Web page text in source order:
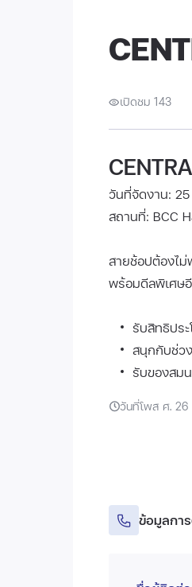
เปิดชม 143
วันที่จัดงาน:
สถานที่: BCC
สายช้อปต้องไ
พร้อมดีลพิเศษ
รับสิทธิปร
สนุกกับช่ว
รับของสม
วันที่โพส ศ. 26
ข้อมูลกา